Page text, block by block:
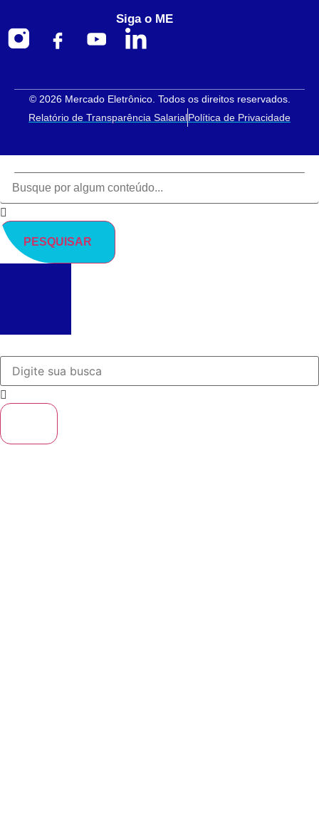
Siga o ME
© 2026 Mercado Eletrônico. Todos os direitos reservados.
Relatório de Transparência SalarialPolítica de Privacidade
PESQUISAR